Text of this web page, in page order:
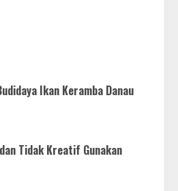
Ikan Keramba Danau
Tidak Kreatif Gunakan